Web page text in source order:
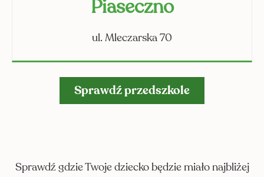
Piaseczno
ul. Mleczarska 70
Sprawdź przedszkole
Sprawdź gdzie Twoje dziecko będzie miało najbliżej